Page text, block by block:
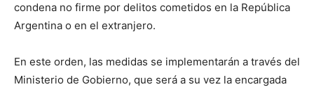
condena no firme por delitos cometidos en la República
Argentina o en el extranjero.
En este orden, las medidas se implementarán a través del
Ministerio de Gobierno, que será a su vez la encargada